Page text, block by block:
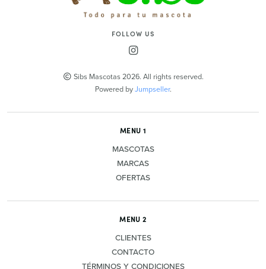
FOLLOW US
Sibs Mascotas 2026. All rights reserved.
Powered byJumpseller.
MENU 1
MASCOTAS
MARCAS
OFERTAS
MENU 2
CLIENTES
CONTACTO
TÉRMINOS Y CONDICIONES